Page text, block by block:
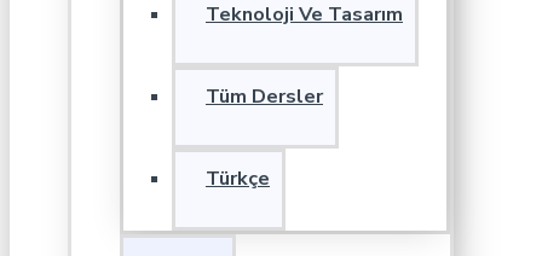
Teknoloji Ve Tasarım
Tüm Dersler
Türkçe